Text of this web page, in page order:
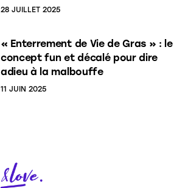
28 JUILLET 2025
« Enterrement de Vie de Gras » : le
concept fun et décalé pour dire
adieu à la malbouffe
11 JUIN 2025